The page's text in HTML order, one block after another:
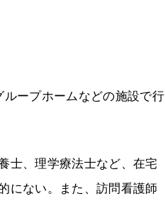
ープホームなどの施設で行
士、理学療法士など、在宅
にない。また、訪問看護師